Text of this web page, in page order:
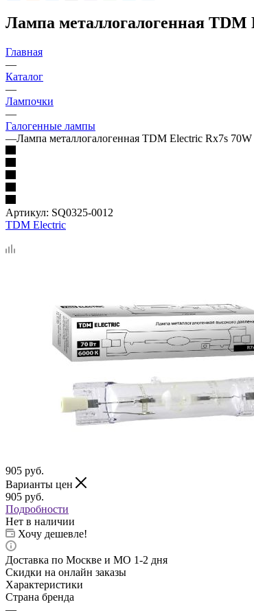
Лампа металлогалогенная TDM
Главная
—
Каталог
—
Лампочки
—
Галогенные лампы
—Лампа металлогалогенная TDM Electric Rх7s
Артикул: SQ0325-0012
TDM Electric
905 руб.
Варианты цен
905 руб.
Подробности
Нет в наличии
Хочу дешевле!
Доставка по Москве и МО 1-2 дня
Скидки на онлайн заказы
Характеристики
Страна бренда